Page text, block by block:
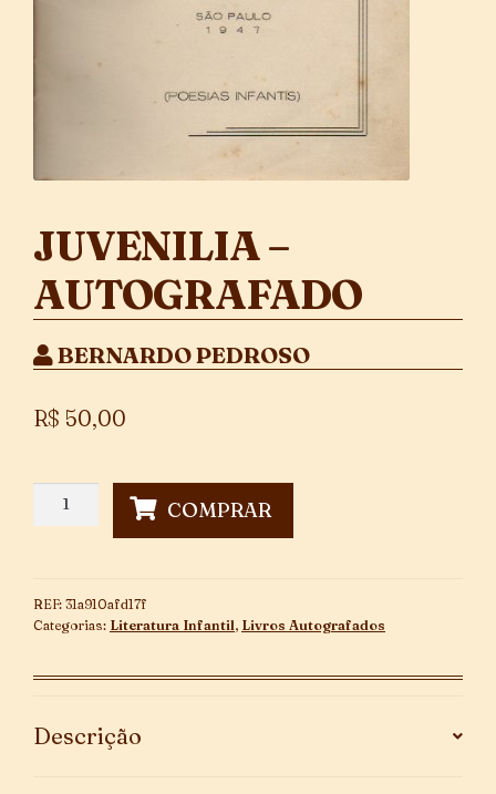
JUVENILIA –
AUTOGRAFADO
BERNARDO PEDROSO
R$ 50,00
Juvenilia
Autografado
COMPRAR
REF: 31a910afd17f
Categorias: Literatura Infantil, Livros Autografados
Descrição